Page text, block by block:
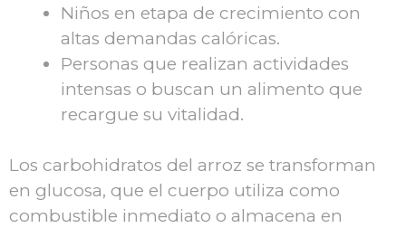
Niños en etapa de crecimiento con
altas demandas calóricas.
Personas que realizan actividades
intensas o buscan un alimento que
recargue su vitalidad.
Los carbohidratos del arroz se transforman
en glucosa, que el cuerpo utiliza como
combustible inmediato o almacena en